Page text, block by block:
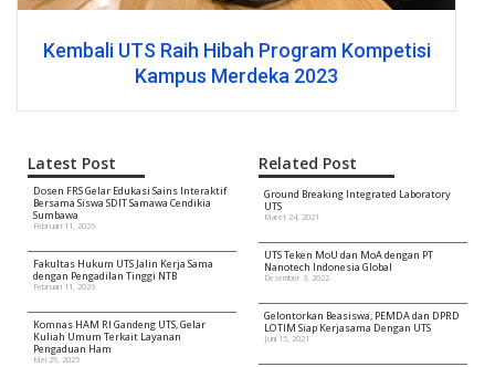
Kembali UTS Raih Hibah Program Kompetisi
Kampus Merdeka 2023
Latest Post
Dosen FRS Gelar Edukasi Sains Interaktif
Bersama Siswa SDIT Samawa Cendikia
Sumbawa
Februari 11, 2026
Fakultas Hukum UTS Jalin Kerja Sama
dengan Pengadilan Tinggi NTB
Februari 11, 2026
Komnas HAM RI Gandeng UTS, Gelar
Kuliah Umum Terkait Layanan
Pengaduan Ham
Mei 29, 2025
Related Post
Ground Breaking Integrated Laboratory
UTS
Maret 24, 2021
UTS Teken MoU dan MoA dengan PT
Nanotech Indonesia Global
Desember 3, 2022
Gelontorkan Beasiswa, PEMDA dan DPRD
LOTIM Siap Kerjasama Dengan UTS
Juni 15, 2021